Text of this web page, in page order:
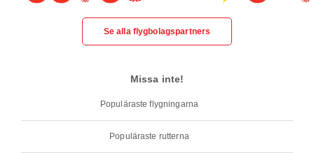
Se alla flygbolagspartners
Missa inte!
Populäraste flygningarna
Populäraste rutterna